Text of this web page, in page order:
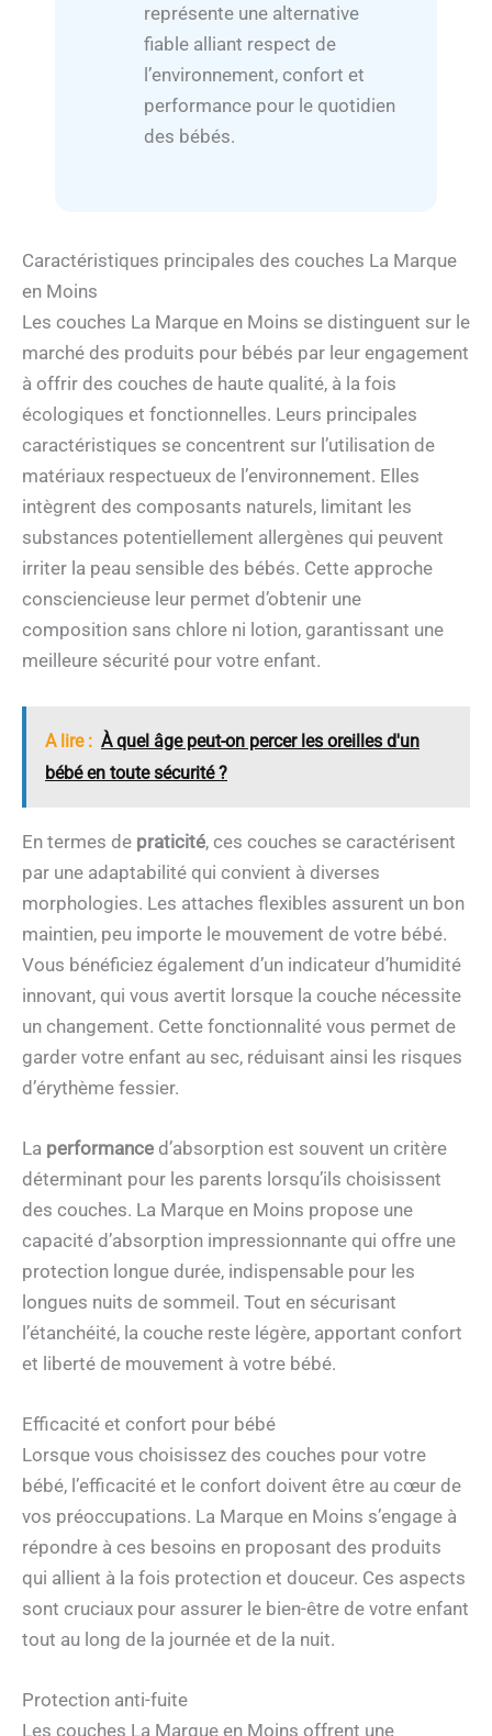
représente une alternative
fiable alliant respect de
l’environnement, confort et
performance pour le quotidien
des bébés.
Caractéristiques principales des couches La Marque
en Moins
Les couches La Marque en Moins se distinguent sur le
marché des produits pour bébés par leur engagement
à offrir des couches de haute qualité, à la fois
écologiques et fonctionnelles. Leurs principales
caractéristiques se concentrent sur l’utilisation de
matériaux respectueux de l’environnement. Elles
intègrent des composants naturels, limitant les
substances potentiellement allergènes qui peuvent
irriter la peau sensible des bébés. Cette approche
consciencieuse leur permet d’obtenir une
composition sans chlore ni lotion, garantissant une
meilleure sécurité pour votre enfant.
A lire : À quel âge peut-on percer les oreilles d'un
bébé en toute sécurité ?
En termes de praticité, ces couches se caractérisent
par une adaptabilité qui convient à diverses
morphologies. Les attaches flexibles assurent un bon
maintien, peu importe le mouvement de votre bébé.
Vous bénéficiez également d’un indicateur d’humidité
innovant, qui vous avertit lorsque la couche nécessite
un changement. Cette fonctionnalité vous permet de
garder votre enfant au sec, réduisant ainsi les risques
d’érythème fessier.
La performance d’absorption est souvent un critère
déterminant pour les parents lorsqu’ils choisissent
des couches. La Marque en Moins propose une
capacité d’absorption impressionnante qui offre une
protection longue durée, indispensable pour les
longues nuits de sommeil. Tout en sécurisant
l’étanchéité, la couche reste légère, apportant confort
et liberté de mouvement à votre bébé.
Efficacité et confort pour bébé
Lorsque vous choisissez des couches pour votre
bébé, l’efficacité et le confort doivent être au cœur de
vos préoccupations. La Marque en Moins s’engage à
répondre à ces besoins en proposant des produits
qui allient à la fois protection et douceur. Ces aspects
sont cruciaux pour assurer le bien-être de votre enfant
tout au long de la journée et de la nuit.
Protection anti-fuite
Les couches La Marque en Moins offrent une